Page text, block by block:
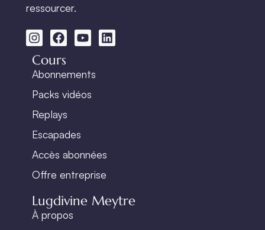
ressourcer.
Cours
Abonnements
Packs vidéos
Replays
Escapades
Accès abonnées
Offre entreprise
Lugdivine Meytre
À propos